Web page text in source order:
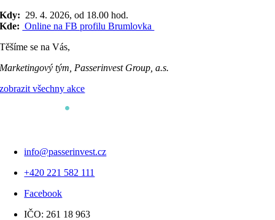
Kdy: 29. 4. 2026, od 18.00 hod.
Kde: Online na FB profilu Brumlovka
Těšíme se na Vás,
Marketingový tým, Passerinvest Group, a.s.
zobrazit všechny akce
info@passerinvest.cz
+420 221 582 111
Facebook
IČO: 261 18 963